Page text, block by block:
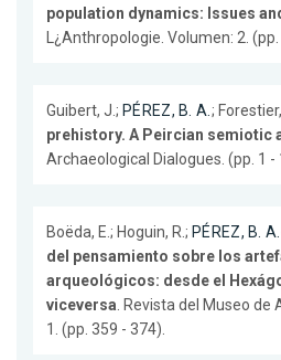
population dynamics: Issues
L¿Anthropologie. Volumen: 2.
Guibert, J.; PÉREZ, B. A.;
prehistory. A Peircian semiotic
Archaeological Dialogues. (pp. 1 -
Boëda, E.; Hoguin, R.; PÉREZ, B. A.
del pensamiento sobre los
arqueológicos: desde el
viceversa. Revista del Museo de
1. (pp. 359 - 374).